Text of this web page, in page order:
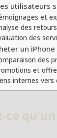
utilisateurs
et
des
des
un
des
et
internes
ce